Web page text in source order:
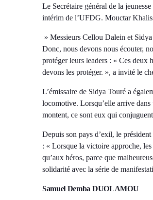
Le Secrétaire général de la
intérim de l’UFDG. Mouctar
» Messieurs Cellou Dalein et
Donc, nous devons nous écouter,
protéger leurs leaders : « Ces deux
devons les protéger. », a invité le
L’émissaire de Sidya Touré a
locomotive. Lorsqu’elle arrive dans
montent, ce sont eux qui
Depuis son pays d’exil, le
: « Lorsque la victoire approche,
qu’aux héros, parce que
solidarité avec la série de
Samuel Demba DUOLAMOU